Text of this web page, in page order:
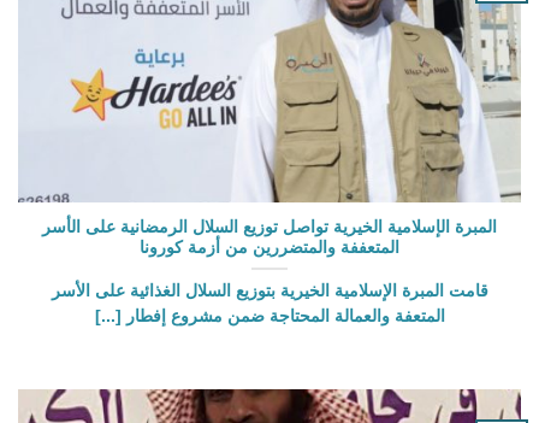
المبرة الإسلامية الخيرية تواصل توزيع السلال الرمضانية على الأسر
المتعففة والمتضررين من أزمة كورونا
قامت المبرة الإسلامية الخيرية بتوزيع السلال الغذائية على الأسر
المتعفة والعمالة المحتاجة ضمن مشروع إفطار [...]